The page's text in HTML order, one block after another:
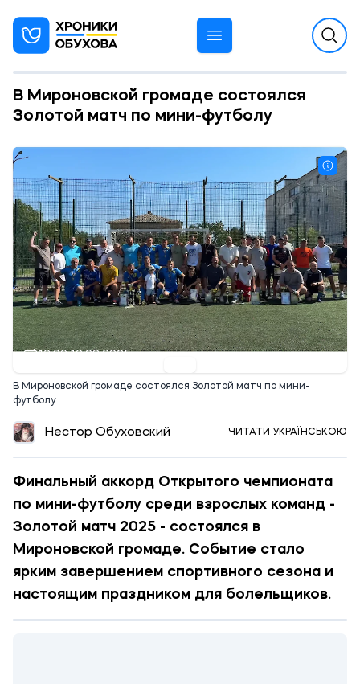
В Мироновской громаде состоялся
Золотой матч по мини-футболу
12:00 19.08.2025
В Мироновской громаде состоялся Золотой матч по мини-
футболу
Нестор Обуховский ЧИТАТИ УКРАЇНСЬКОЮ
Финальный аккорд Открытого чемпионата
по мини-футболу среди взрослых команд -
Золотой матч 2025 - состоялся в
Мироновской громаде. Событие стало
ярким завершением спортивного сезона и
настоящим праздником для болельщиков.